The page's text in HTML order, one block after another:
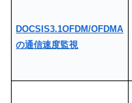
DOCSIS3.1OFDM/OFDMA
の通信速度監視